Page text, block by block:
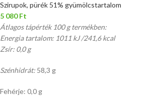
Szirupok, pürék 51% gyümölcstartalom
5 080Ft
Átlagos tápérték 100 g termékben:
Energia tartalom: 1011 kJ /241,6 kcal
Zsír: 0,0 g
Szénhidrát: 58,3 g
Fehérje: 0,0 g